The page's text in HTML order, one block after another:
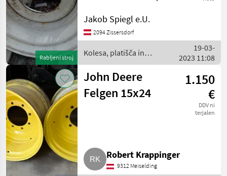
Titan
Michelin
BKT
Trelleborg
Mitas
Alliance
Prikaži
vse
(33)
Rabljeni stroj
Traktorji, Premer obroča: 28
palcev, platišča Kolesa,
platišča in pnevmatike
Jakob Spiegl e.U.
2094 Zissersdorf
Kolesa, platišča in
pnevmatike / Titan
19-03-
2023 11:08
John Deere
Felgen 15x24
1.150
€
DDV ni
terjalen
Robert Krappinger
9312 Meiselding